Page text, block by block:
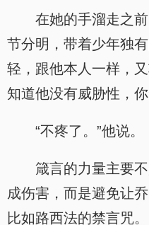
在她的手溜走之
节分明，带着少年独
轻，跟他本人一样，
知道他没有威胁性，
“不疼了。”他说。
箴言的力量主要
成伤害，而是避免让
比如路西法的禁言咒。